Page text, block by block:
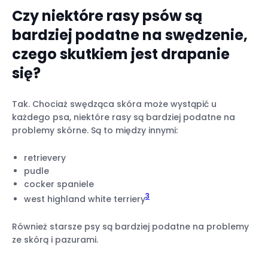
Czy niektóre rasy psów są
bardziej podatne na swędzenie,
czego skutkiem jest drapanie
się?
Tak. Chociaż swędząca skóra może wystąpić u
każdego psa, niektóre rasy są bardziej podatne na
problemy skórne. Są to między innymi:
retrievery
pudle
cocker spaniele
west highland white terriery3
Również starsze psy są bardziej podatne na problemy
ze skórą i pazurami.